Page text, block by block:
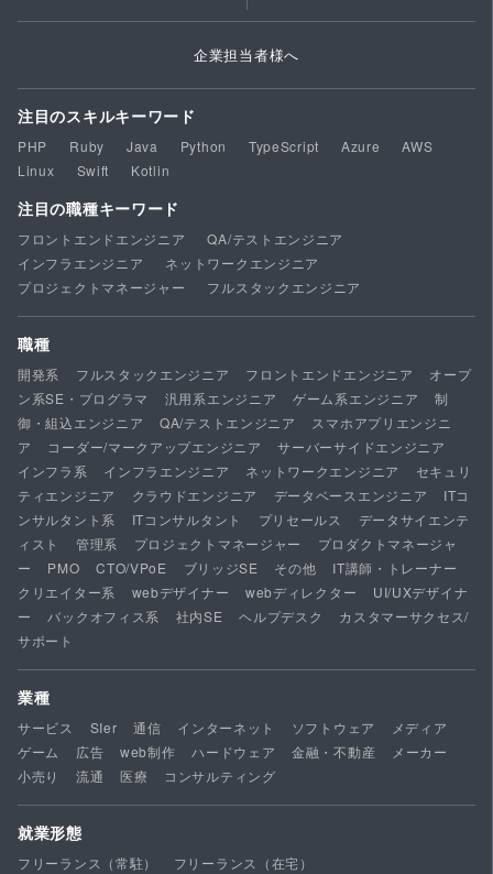
企業担当者様へ
注目のスキルキーワード
PHP Ruby Java Python TypeScript Azure
AWS
Linux
Swift Kotlin
注目の職種キーワード
フロントエンドエンジニア
QA/テストエンジニア
インフラエンジニア
ネットワークエンジニア
プロジェクトマネージャー
フルスタックエンジニア
職種
開発系 フルスタックエンジニア フロントエンドエンジニア
オープ
ン系SE・プログラマ
汎用系エンジニア ゲーム系エンジニア
制
御・組込エンジニア
QA/テストエンジニア
スマホアプリエンジニ
ア
コーダー/マークアップエンジニア
サーバーサイドエンジニア
インフラ系
インフラエンジニア ネットワークエンジニア
セキュリ
ティエンジニア
クラウドエンジニア データベースエンジニア
ITコ
ンサルタント系
ITコンサルタント プリセールス
データサイエンテ
ィスト
管理系 プロジェクトマネージャー
プロダクトマネージャ
ー
PMO CTO/VPoE ブリッジSE その他
IT講師・トレーナー
クリエイター系
webデザイナー webディレクター
UI/UXデザイナ
ー
バックオフィス系 社内SE ヘルプデスク
カスタマーサクセス/
サポート
業種
サービス SIer 通信 インターネット ソフトウェア
メディア
ゲーム
広告 web制作 ハードウェア 金融・不動産
メーカー
小売り
流通 医療 コンサルティング
就業形態
フリーランス（常駐） フリーランス（在宅）